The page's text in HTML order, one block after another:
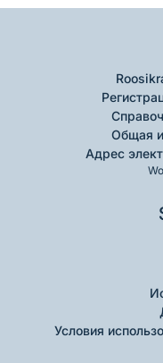
Общая
Адрес
Условия